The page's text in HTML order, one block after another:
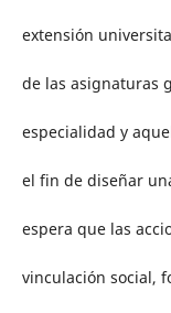
extensión
de las asignaturas
especialidad y
el fin de diseñar
espera que las
vinculación social,